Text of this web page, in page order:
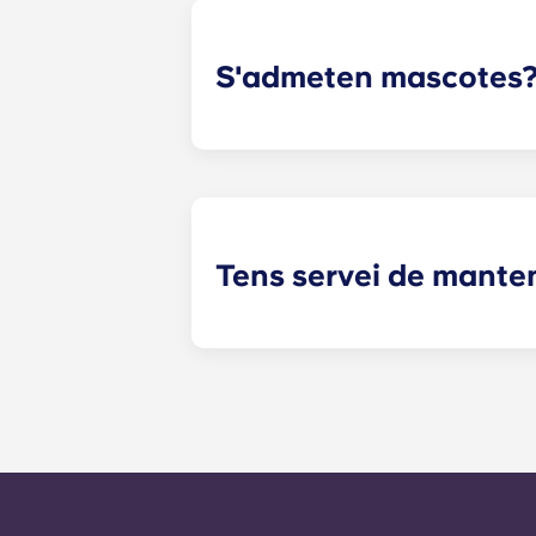
S'admeten
Tens servei de
qualsevol necessitat de servei